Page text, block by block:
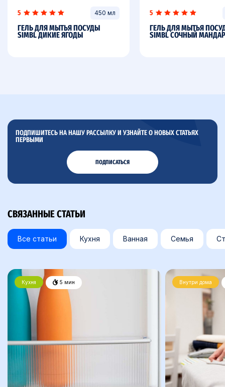
5 450 мл
ГЕЛЬ ДЛЯ МЫТЬЯ ПОСУДЫ
SIMBL ДИКИЕ ЯГОДЫ
5
ГЕЛЬ ДЛЯ МЫТЬЯ
SIMBL СОЧНЫЙ
ПОДПИШИТЕСЬ НА НАШУ РАССЫЛКУ И УЗНАЙТЕ О НОВЫХ СТАТЬЯХ
ПЕРВЫМИ
ПОДПИСАТЬСЯ
СВЯЗАННЫЕ СТАТЬИ
Все статьи Кухня Ванная Семья
Кухня 5 мин Внутри дома